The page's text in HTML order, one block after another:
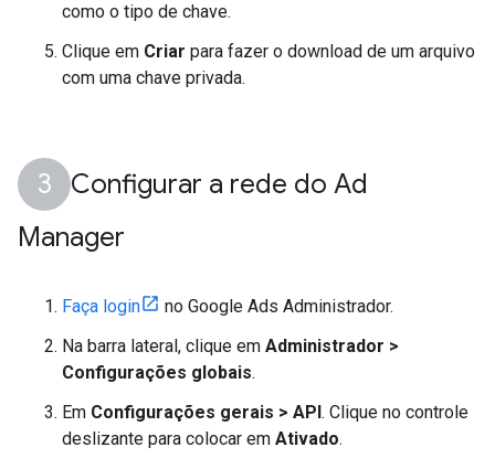
como o tipo de chave.
Clique em Criar para fazer o download de um arquivo
com uma chave privada.
Configurar a rede do Ad
Manager
Faça login
no Google Ads Administrador.
Na barra lateral, clique em Administrador >
Configurações globais.
Em Configurações gerais > API. Clique no controle
deslizante para colocar em Ativado.